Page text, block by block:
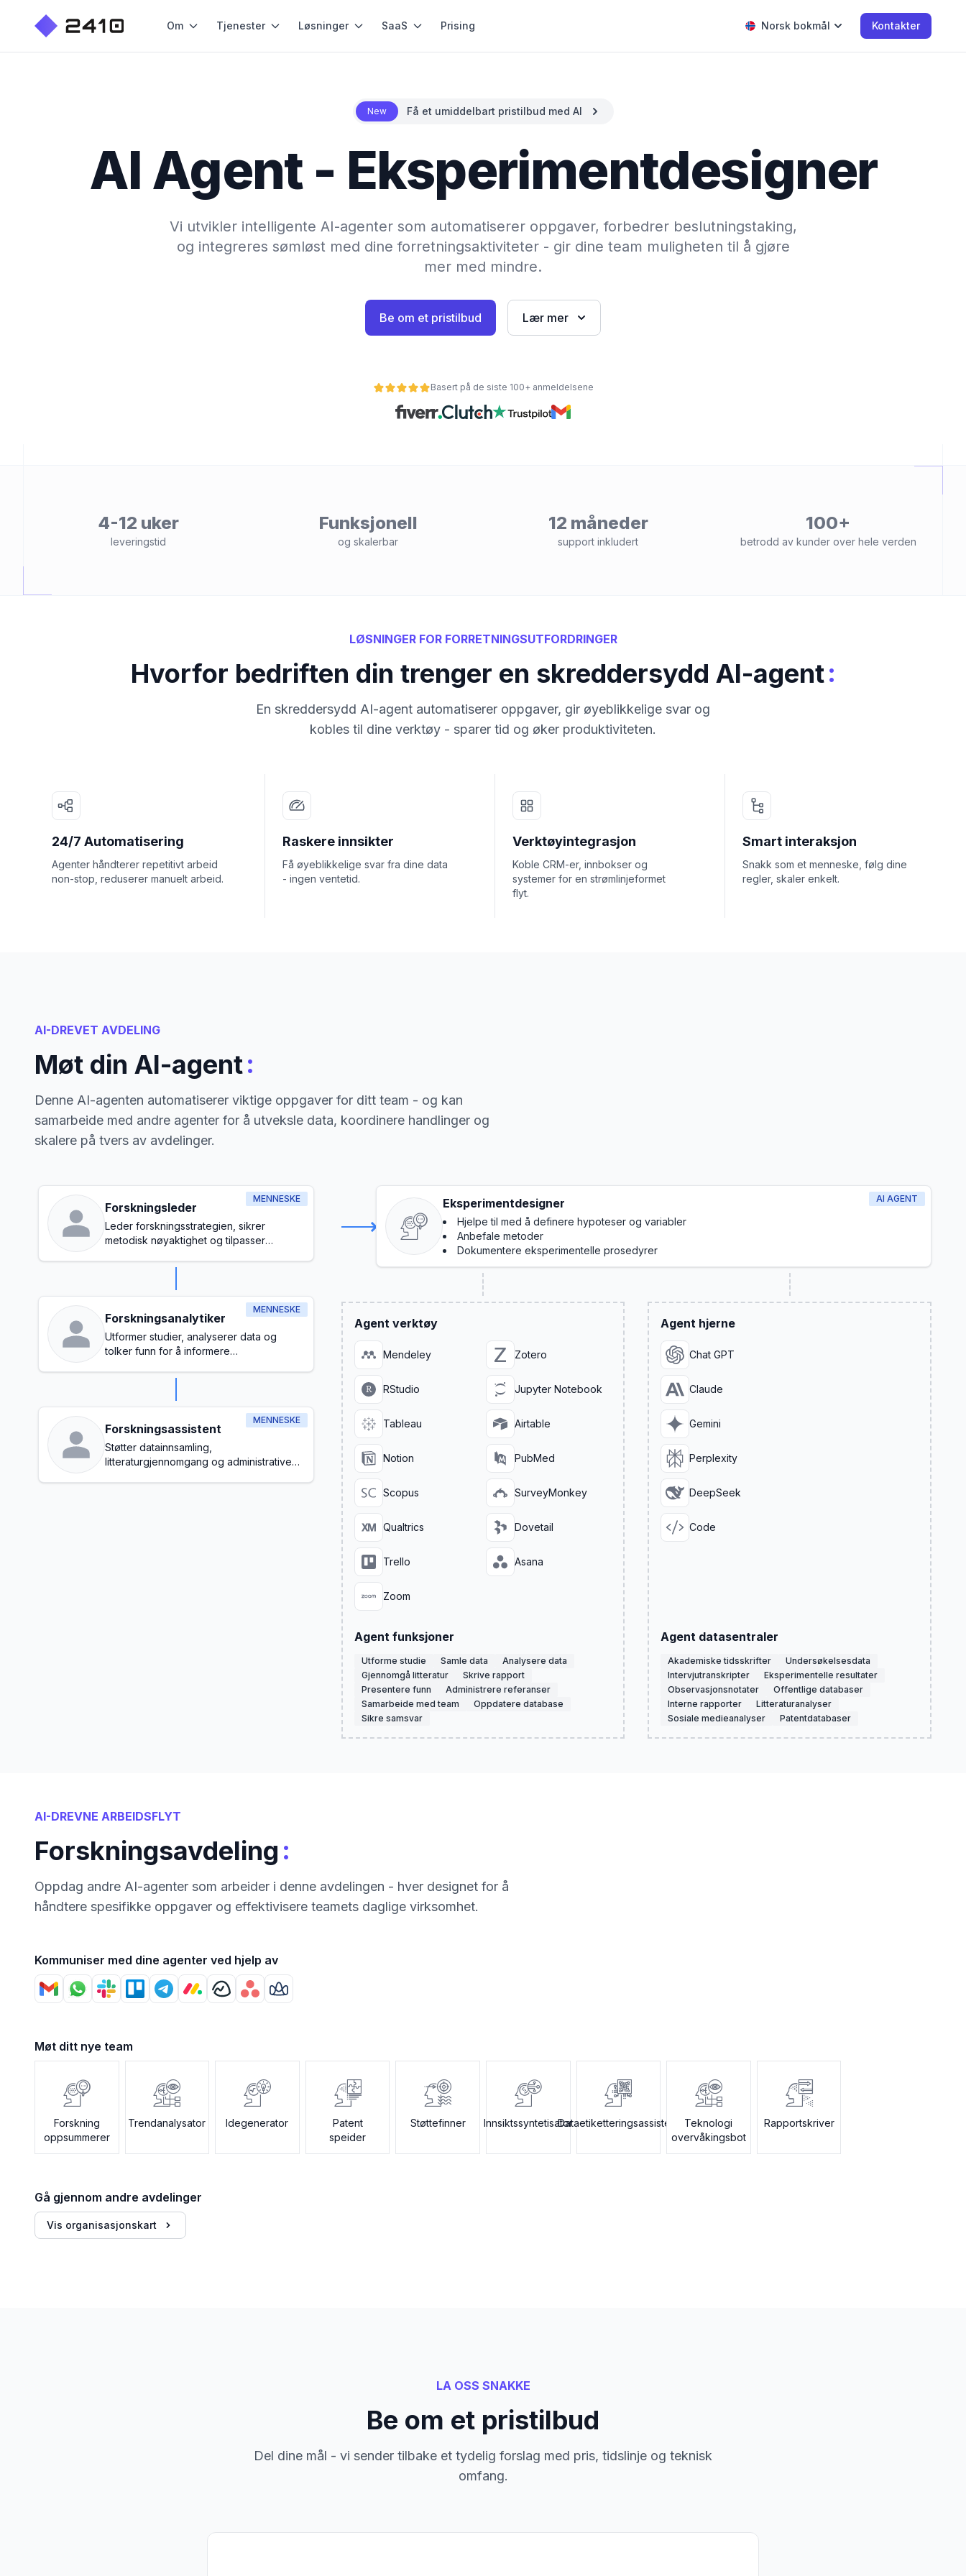
Om Tjenester Løsninger SaaS Prising Norsk bokmål Kontakter
New Få et umiddelbart pristilbud med AI
AI Agent - Eksperimentdesigner
Vi utvikler intelligente AI-agenter som automatiserer oppgaver, forbedrer beslutningstaking,
og integreres sømløst med dine forretningsaktiviteter - gir dine team muligheten til å gjøre
mer med mindre.
Be om et pristilbud Lær mer
Basert på de siste 100+ anmeldelsene
4-12 uker
leveringstid
Funksjonell
og skalerbar
12 måneder
support inkludert
100+
betrodd av kunder over hele verden
LØSNINGER FOR FORRETNINGSUTFORDRINGER
Hvorfor bedriften din trenger en skreddersydd AI-agent:
En skreddersydd AI-agent automatiserer oppgaver, gir øyeblikkelige svar og
kobles til dine verktøy - sparer tid og øker produktiviteten.
24/7 Automatisering
Agenter håndterer repetitivt arbeid
non-stop, reduserer manuelt arbeid.
Raskere innsikter
Få øyeblikkelige svar fra dine data
- ingen ventetid.
Verktøyintegrasjon
Koble CRM-er, innbokser og
systemer for en strømlinjeformet
flyt.
Smart interaksjon
Snakk som et menneske, følg dine
regler, skaler enkelt.
AI-DREVET AVDELING
Møt din AI-agent:
Denne AI-agenten automatiserer viktige oppgaver for ditt team - og kan
samarbeide med andre agenter for å utveksle data, koordinere handlinger og
skalere på tvers av avdelinger.
MENNESKE
Forskningsleder
Leder forskningsstrategien, sikrer
metodisk nøyaktighet og tilpasser
organisasjonens mål
MENNESKE
Forskningsanalytiker
Utformer studier, analyserer data og
tolker funn for å informere
MENNESKE
Forskningsassistent
Støtter datainnsamling,
litteraturgjennomgang og administrative
AI AGENT
Eksperimentdesigner
Hjelpe til med å definere hypoteser og variabler
Anbefale metoder
Dokumentere eksperimentelle prosedyrer
Agent verktøy
Mendeley Zotero
RStudio Jupyter Notebook
Tableau Airtable
Notion PubMed
Scopus SurveyMonkey
Qualtrics Dovetail
Trello Asana
Zoom
Agent funksjoner
Utforme studie Samle data
Analysere data
Gjennomgå litteratur
Skrive rapport
Presentere funn
Administrere referanser
Samarbeide med team
Oppdatere database
Sikre samsvar
Agent hjerne
Chat GPT
Claude
Gemini
Perplexity
DeepSeek
Code
Agent datasentraler
Akademiske tidsskrifter
Undersøkelsesdata
Intervjutranskripter
Eksperimentelle resultater
Observasjonsnotater
Offentlige databaser
Interne rapporter
Litteraturanalyser
Sosiale medieanalyser
Patentdatabaser
AI-DREVNE ARBEIDSFLYT
Forskningsavdeling :
Oppdag andre AI-agenter som arbeider i denne avdelingen - hver designet for å
håndtere spesifikke oppgaver og effektivisere teamets daglige virksomhet.
Kommuniser med dine agenter ved hjelp av
Møt ditt nye team
Forskning
oppsummerer
Trendanalysator Idegenerator
Patent
speider
Støttefinner InnsiktssyntetisatorDataetiketteringsassistent
Teknologi
overvåkingsbot
Rapportskriver
Gå gjennom andre avdelinger
Vis organisasjonskart
LA OSS SNAKKE
Be om et pristilbud
Del dine mål - vi sender tilbake et tydelig forslag med pris, tidslinje og teknisk
omfang.